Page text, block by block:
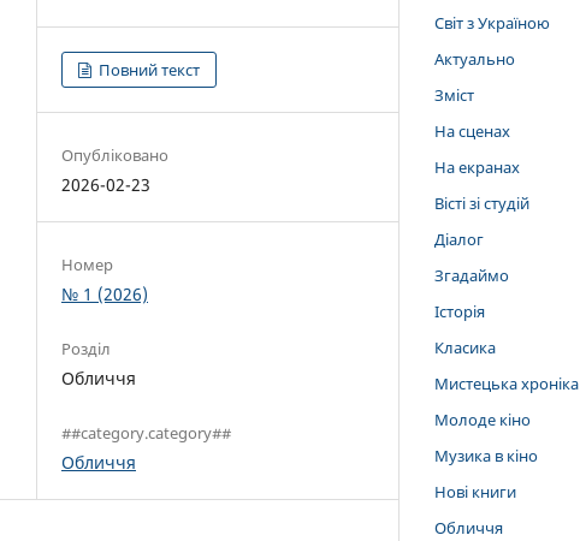
Повний текст
Опубліковано
2026-02-23
Номер
№ 1 (2026)
Розділ
Обличчя
##category.category##
Обличчя
Світ з Україною
Актуально
Зміст
На сценах
На екранах
Вісті зі студій
Діалог
Згадаймо
Історія
Класика
Мистецька хроніка
Молоде кіно
Музика в кіно
Нові книги
Обличчя